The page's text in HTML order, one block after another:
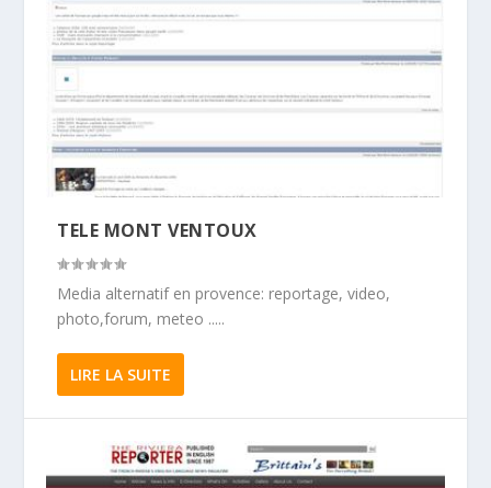
TELE MONT VENTOUX
Media alternatif en provence: reportage, video,
photo,forum, meteo .....
LIRE LA SUITE